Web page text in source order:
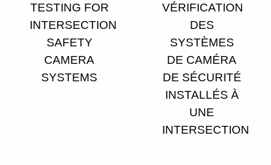
TESTING FOR
INTERSECTION
SAFETY
CAMERA
SYSTEMS
VÉRIFICATION
DES
SYSTÈMES
DE CAMÉRA
DE SÉCURITÉ
INSTALLÉS À
UNE
INTERSECTION